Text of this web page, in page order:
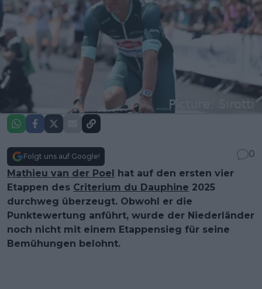
Folgt uns auf Google!
0
Mathieu van der Poel hat auf den ersten vier
Etappen des Criterium du Dauphine 2025
durchweg überzeugt. Obwohl er die
Punktewertung anführt, wurde der Niederländer
noch nicht mit einem Etappensieg für seine
Bemühungen belohnt.